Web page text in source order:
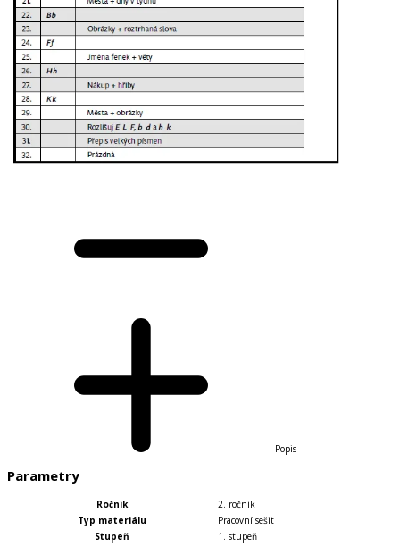
Popis
Parametry
Ročník
2. ročník
Typ materiálu
Pracovní sešit
Stupeň
1. stupeň